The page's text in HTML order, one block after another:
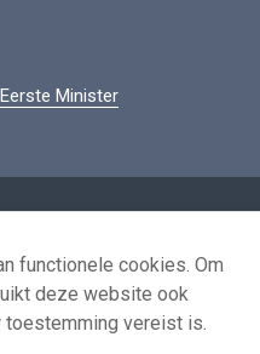
Minister
het hergebruik
ons
functionele cookies. Om
deze website ook
vereist is.